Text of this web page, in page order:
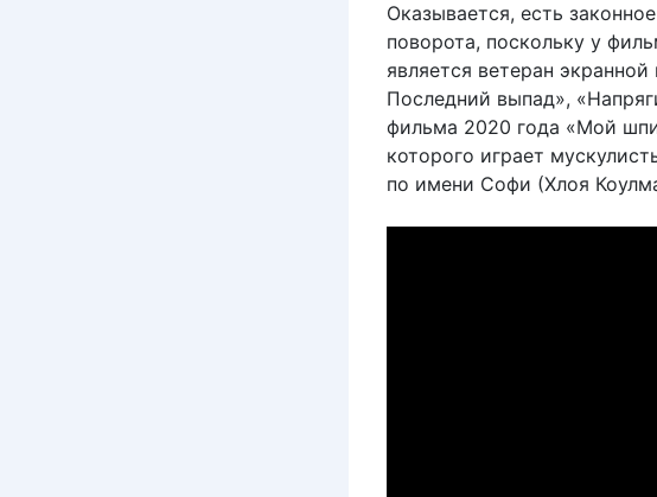
Оказывается, есть
поворота, поскольку у
является ветеран
Последний выпад»,
фильма 2020 года «Мой
которого играет
по имени Софи (Хлоя